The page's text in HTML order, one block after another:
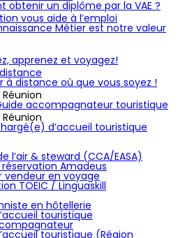
obtenir un diplôme par la VAE ?
vous aide à l’emploi
Métier est notre valeur
apprenez et voyagez!
à distance où que vous soyez !
accompagnateur touristique
d’accueil touristique
l’air & steward (CCA/EASA)
Amadeus
vendeur en voyage
TOEIC / Linguaskill
en hôtellerie
touristique
touristique (Région